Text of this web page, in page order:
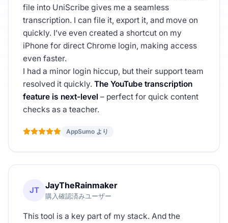
file into UniScribe gives me a seamless
transcription. I can file it, export it, and move on
quickly. I’ve even created a shortcut on my
iPhone for direct Chrome login, making access
even faster.
I had a minor login hiccup, but their support team
resolved it quickly. The YouTube transcription
feature is next-level – perfect for quick content
checks as a teacher.
AppSumo より
JT JayTheRainmaker
購入確認済みユーザー
This tool is a key part of my stack. And the